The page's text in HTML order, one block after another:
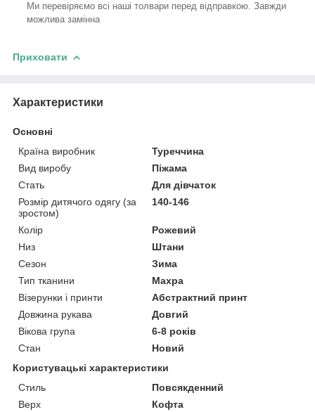
Ми перевіряємо всі наші толвари перед відправкою. Завжди
можлива замінна
Приховати
Характеристики
Основні
Країна виробник
Туреччина
Вид виробу
Піжама
Стать
Для дівчаток
Розмір дитячого одягу (за
зростом)
140-146
Колір
Рожевий
Низ
Штани
Сезон
Зима
Тип тканини
Махра
Візерунки і принти
Абстрактний принт
Довжина рукава
Довгий
Вікова група
6-8 років
Стан
Новий
Користувацькі характеристики
Стиль
Повсякденний
Верх
Кофта